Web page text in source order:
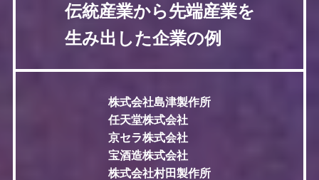
伝統産業から先端産業を
生み出した企業の例
株式会社島津製作所
任天堂株式会社
京セラ株式会社
宝酒造株式会社
株式会社村田製作所